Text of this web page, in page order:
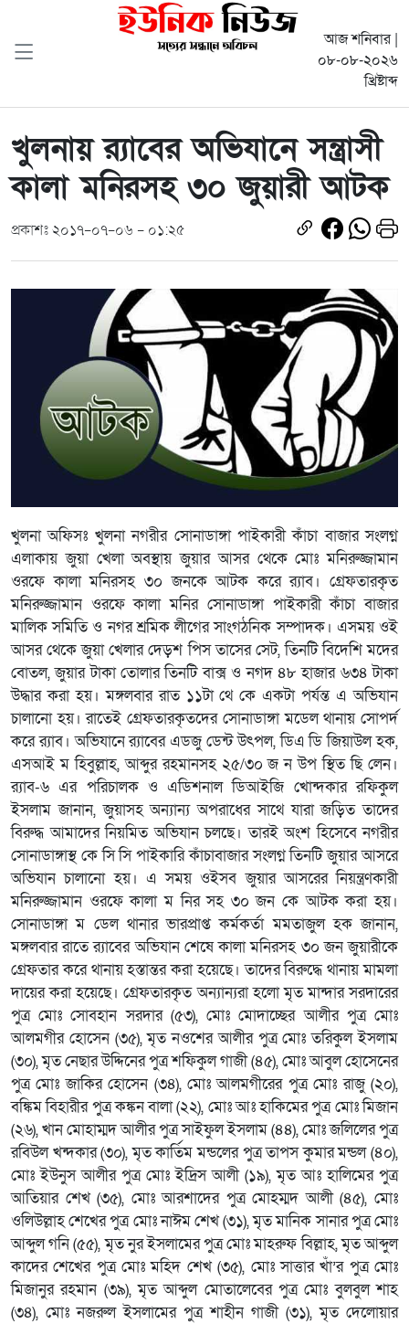
আজ শনিবার |
০৮-০৮-২০২৬
খ্রিষ্টাব্দ
খুলনায় র‌্যাবের অভিযানে সন্ত্রাসী
কালা মনিরসহ ৩০ জুয়ারী আটক
প্রকাশঃ ২০১৭-০৭-০৬ - ০১:২৫
খুলনা অফিসঃ খুলনা নগরীর সোনাডাঙ্গা পাইকারী কাঁচা বাজার সংলগ্ন
এলাকায় জুয়া খেলা অবস্থায় জুয়ার আসর থেকে মোঃ মনিরুজ্জামান
ওরফে কালা মনিরসহ ৩০ জনকে আটক করে র‌্যাব। গ্রেফতারকৃত
মনিরুজ্জামান ওরফে কালা মনির সোনাডাঙ্গা পাইকারী কাঁচা বাজার
মালিক সমিতি ও নগর শ্রমিক লীগের সাংগঠনিক সম্পাদক। এসময় ওই
আসর থেকে জুয়া খেলার দেড়শ পিস তাসের সেট, তিনটি বিদেশি মদের
বোতল, জুয়ার টাকা তোলার তিনটি বাক্স ও নগদ ৪৮ হাজার ৬৩৪ টাকা
উদ্ধার করা হয়। মঙ্গলবার রাত ১১টা থে কে একটা পর্যন্ত এ অভিযান
চালানো হয়। রাতেই গ্রেফতারকৃতদের সোনাডাঙ্গা মডেল থানায় সোপর্দ
করে র‌্যাব। অভিযানে র‌্যাবের এডজু ডেন্ট উৎপল, ডিএ ডি জিয়াউল হক,
এসআই ম হিবুল্লাহ, আব্দুর রহমানসহ ২৫/৩০ জ ন উপ স্থিত ছি লেন।
র‌্যাব-৬ এর পরিচালক ও এডিশনাল ডিআইজি খোন্দকার রফিকুল
ইসলাম জানান, জুয়াসহ অন্যান্য অপরাধের সাথে যারা জড়িত তাদের
বিরুদ্ধ আমাদের নিয়মিত অভিযান চলছে। তারই অংশ হিসেবে নগরীর
সোনাডাঙ্গাস্থ কে সি সি পাইকারি কাঁচাবাজার সংলগ্ন তিনটি জুয়ার আসরে
অভিযান চালানো হয়। এ সময় ওইসব জুয়ার আসরের নিয়ন্ত্রণকারী
মনিরুজ্জামান ওরফে কালা ম নির সহ ৩০ জন কে আটক করা হয়।
সোনাডাঙ্গা ম ডেল থানার ভারপ্রাপ্ত কর্মকর্তা মমতাজুল হক জানান,
মঙ্গলবার রাতে র‌্যাবের অভিযান শেষে কালা মনিরসহ ৩০ জন জুয়ারীকে
গ্রেফতার করে থানায় হস্তান্তর করা হয়েছে। তাদের বিরুদ্ধে থানায় মামলা
দায়ের করা হয়েছে। গ্রেফতারকৃত অন্যান্যরা হলো মৃত মান্দার সরদারের
পুত্র মোঃ সোবহান সরদার (৫৩), মোঃ মোদাচ্ছের আলীর পুত্র মোঃ
আলমগীর হোসেন (৩৫), মৃত নওশের আলীর পুত্র মোঃ তরিকুল ইসলাম
(৩০), মৃত নেছার উদ্দিনের পুত্র শফিকুল গাজী (৪৫), মোঃ আবুল হোসেনের
পুত্র মোঃ জাকির হোসেন (৩৪), মোঃ আলমগীরের পুত্র মোঃ রাজু (২০),
বঙ্কিম বিহারীর পুত্র কঙ্কন বালা (২২), মোঃ আঃ হাকিমের পুত্র মোঃ মিজান
(২৬), খান মোহাম্মদ আলীর পুত্র সাইফুল ইসলাম (৪৪), মোঃ জলিলের পুত্র
রবিউল খন্দকার (৩০), মৃত কার্তিম মন্ডলের পুত্র তাপস কুমার মন্ডল (৪০),
মোঃ ইউনুস আলীর পুত্র মোঃ ইদ্রিস আলী (১৯), মৃত আঃ হালিমের পুত্র
আতিয়ার শেখ (৩৫), মোঃ আরশাদের পুত্র মোহম্মদ আলী (৪৫), মোঃ
ওলিউল্লাহ শেখের পুত্র মোঃ নাঈম শেখ (৩১), মৃত মানিক সানার পুত্র মোঃ
আব্দুল গনি (৫৫), মৃত নুর ইসলামের পুত্র মোঃ মাহরুফ বিল্লাহ, মৃত আব্দুল
কাদের শেখের পুত্র মোঃ মহিদ শেখ (৩৫), মোঃ সাত্তার খাঁ’র পুত্র মোঃ
মিজানুর রহমান (৩৯), মৃত আব্দুল মোতালেবের পুত্র মোঃ বুলবুল শাহ
(৩৪), মোঃ নজরুল ইসলামের পুত্র শাহীন গাজী (৩১), মৃত দেলোয়ার